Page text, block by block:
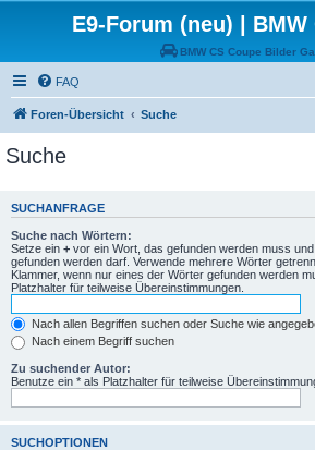
E9-Forum (neu) | BMW
BMW CS Coupe Bilder
FAQ
Foren-Übersicht Suche
Suche
SUCHANFRAGE
Suche nach Wörtern:
Setze ein + vor ein Wort, das gefunden werden muss
gefunden werden darf. Verwende mehrere Wörter
Klammer, wenn nur eines der Wörter gefunden werden
Platzhalter für teilweise Übereinstimmungen.
Nach allen Begriffen suchen oder Suche wie
Nach einem Begriff suchen
Zu suchender Autor:
Benutze ein * als Platzhalter für teilweise
SUCHOPTIONEN